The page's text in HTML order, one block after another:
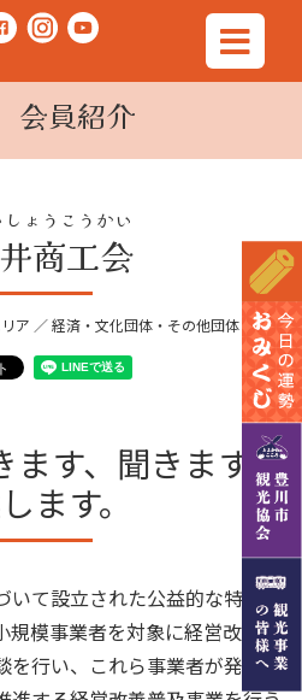
会員紹介
商工会
しょうこうかい
ア ／ 経済・文化団体・その他団体
ます、聞きます、
ます。
いて設立された公益的な特別認
規模事業者を対象に経営改善発
を行い、これら事業者が発展す